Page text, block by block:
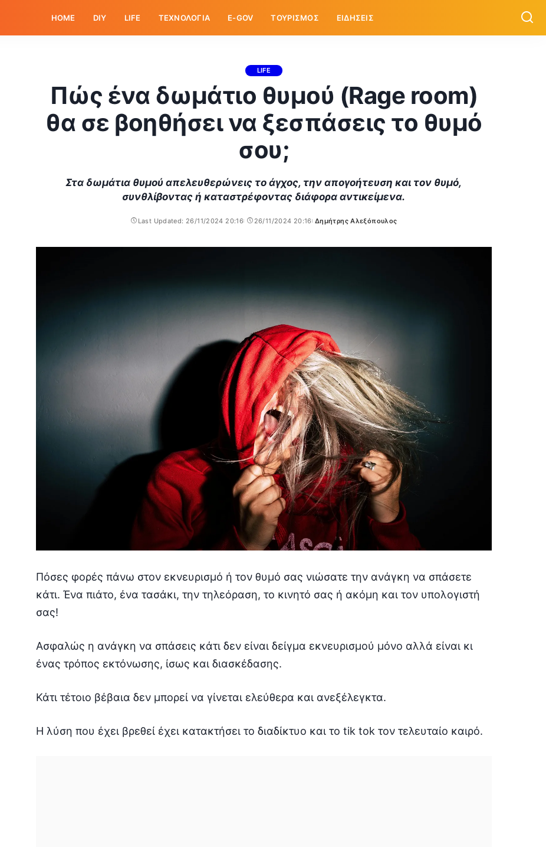
HOME DIY LIFE ΤΕΧΝΟΛΟΓΙΑ E-GOV ΤΟΥΡΙΣΜΟΣ ΕΙΔΗΣΕΙΣ
LIFE
Πώς ένα δωμάτιο θυμού (Rage room)
θα σε βοηθήσει να ξεσπάσεις το θυμό
σου;
Στα δωμάτια θυμού απελευθερώνεις το άγχος, την απογοήτευση και τον θυμό,
συνθλίβοντας ή καταστρέφοντας διάφορα αντικείμενα.
Last Updated: 26/11/2024 20:16 26/11/2024 20:16
Posted
Δημήτρης Αλεξόπουλος
Πόσες φορές πάνω στον εκνευρισμό ή τον θυμό σας νιώσατε την ανάγκη να σπάσετε
κάτι. Ένα πιάτο, ένα τασάκι, την τηλεόραση, το κινητό σας ή ακόμη και τον υπολογιστή
σας!
Ασφαλώς η ανάγκη να σπάσεις κάτι δεν είναι δείγμα εκνευρισμού μόνο αλλά είναι κι
ένας τρόπος εκτόνωσης, ίσως και διασκέδασης.
Κάτι τέτοιο βέβαια δεν μπορεί να γίνεται ελεύθερα και ανεξέλεγκτα.
Η λύση που έχει βρεθεί έχει κατακτήσει το διαδίκτυο και το tik tok τον τελευταίο καιρό.